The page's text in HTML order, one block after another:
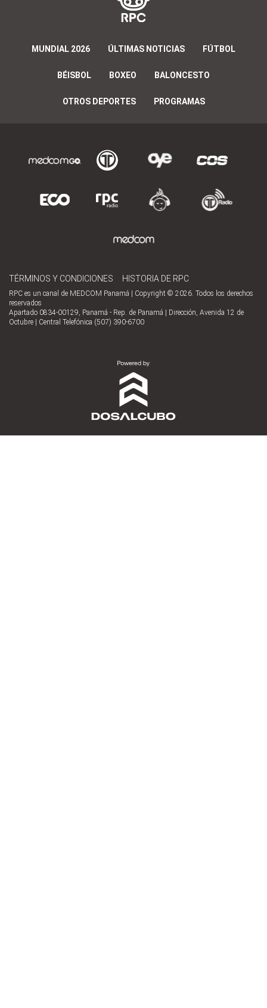
MUNDIAL 2026 ÚLTIMAS NOTICIAS FÚTBOL
BÉISBOL BOXEO BALONCESTO
OTROS DEPORTES PROGRAMAS
TÉRMINOS Y CONDICIONES HISTORIA DE RPC
RPC es un canal de MEDCOM Panamá | Copyright © 2026. Todos los derechos
reservados
Apartado 0834-00129, Panamá - Rep. de Panamá | Dirección, Avenida 12 de
Octubre | Central Telefónica (507) 390-6700